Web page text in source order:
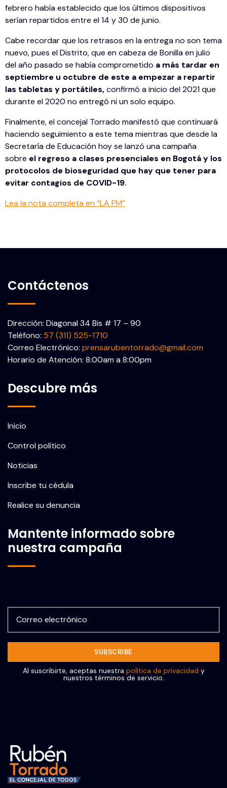
febrero había establecido que los últimos dispositivos
serían repartidos entre el 14 y 30 de junio.
Cabe recordar que los retrasos en la entrega no son tema
nuevo, pues el Distrito, que en cabeza de Bonilla en julio
del año pasado se había comprometido a más tardar en
septiembre u octubre de este a empezar a repartir
las tabletas y portátiles,confirmó a inicio del 2021 que
durante el 2020 no entregó ni un solo equipo.
Finalmente, el concejal Torrado manifestó que continuará
haciendo seguimiento a este tema mientras que desde la
Secretaría de Educación hoy se lanzó una campaña
sobre el regreso a clases presenciales en Bogotá y los
protocolos de bioseguridad que hay que tener para
evitar contagios de COVID-19.
Lea la nota completa en “LA FM”
Contáctenos
Dirección: Diagonal 34 Bis # 17 – 90
Teléfono: 57 (311) 525-1710
Correo Electrónico: prensarubentorrado@gmail.com
Horario de Atención: 8:00am a 8:00pm
Descubre más
Inicio
Control político
Noticias
Inscribe tu cédula
Realice su denuncia
Mantente informado sobre
nuestra campaña
Al suscribirte, aceptas nuestra política de privacidad y
nuestros términos de servicio.